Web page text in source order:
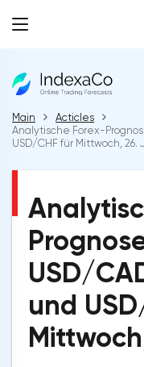
Main
Acticles
Analytische Forex-
USD/CHF für Mittwoch, 26.
USD/
und